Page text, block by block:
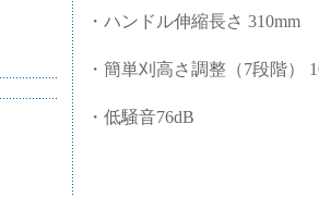
・ハンドル伸縮長さ 310mm
・簡単刈高さ調整（7段階）
・低騒音76dB